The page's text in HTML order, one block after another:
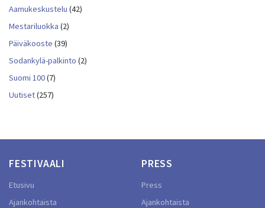
Aamukeskustelu (42)
Mestariluokka (2)
Päiväkooste (39)
Sodankylä-palkinto (2)
Suomi 100(7)
Uutiset(257)
FESTIVAALI
Etusivu
Ajankohtaista
PRESS
Press
Ajankohtaista